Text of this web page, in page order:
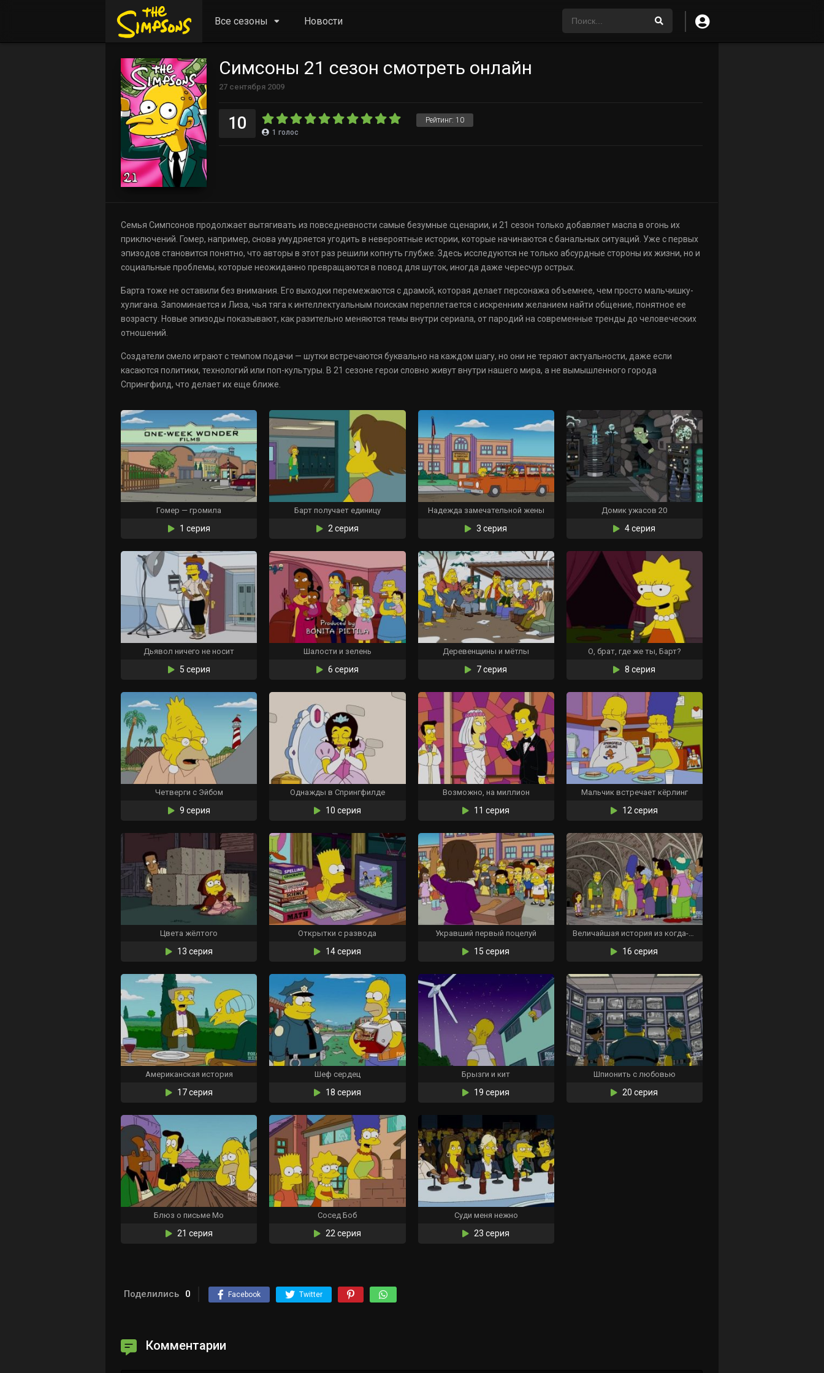
Все сезоны Новости
Симсоны 21 сезон смотреть онлайн
27 сентября 2009
Рейтинг: 10
10 1 голос
Семья Симпсонов продолжает вытягивать из повседневности самые безумные сценарии, и 21 сезон только добавляет масла в огонь их
приключений. Гомер, например, снова умудряется угодить в невероятные истории, которые начинаются с банальных ситуаций. Уже с первых
эпизодов становится понятно, что авторы в этот раз решили копнуть глубже. Здесь исследуются не только абсурдные стороны их жизни, но и
социальные проблемы, которые неожиданно превращаются в повод для шуток, иногда даже чересчур острых.
Барта тоже не оставили без внимания. Его выходки перемежаются с драмой, которая делает персонажа объемнее, чем просто мальчишку-
хулигана. Запоминается и Лиза, чья тяга к интеллектуальным поискам переплетается с искренним желанием найти общение, понятное ее
возрасту. Новые эпизоды показывают, как разительно меняются темы внутри сериала, от пародий на современные тренды до человеческих
отношений.
Создатели смело играют с темпом подачи — шутки встречаются буквально на каждом шагу, но они не теряют актуальности, даже если
касаются политики, технологий или поп-культуры. В 21 сезоне герои словно живут внутри нашего мира, а не вымышленного города
Спрингфилд, что делает их еще ближе.
Гомер — громила
1 серия
Барт получает единицу
2 серия
Надежда замечательной жены
3 серия
Домик ужасов 20
4 серия
Дьявол ничего не носит
5 серия
Шалости и зелень
6 серия
Деревенщины и мётлы
7 серия
О, брат, где же ты, Барт?
8 серия
Четверги с Эйбом
9 серия
Однажды в Спрингфилде
10 серия
Возможно, на миллион
11 серия
Мальчик встречает кёрлинг
12 серия
Цвета жёлтого
13 серия
Открытки с развода
14 серия
Укравший первый поцелуй
15 серия
Величайшая история из когда-либо проваленных
16 серия
Американская история
17 серия
Шеф сердец
18 серия
Брызги и кит
19 серия
Шпионить с любовью
20 серия
Блюз о письме Мо
21 серия
Сосед Боб
22 серия
Суди меня нежно
23 серия
Поделились 0 Facebook Twitter
Комментарии